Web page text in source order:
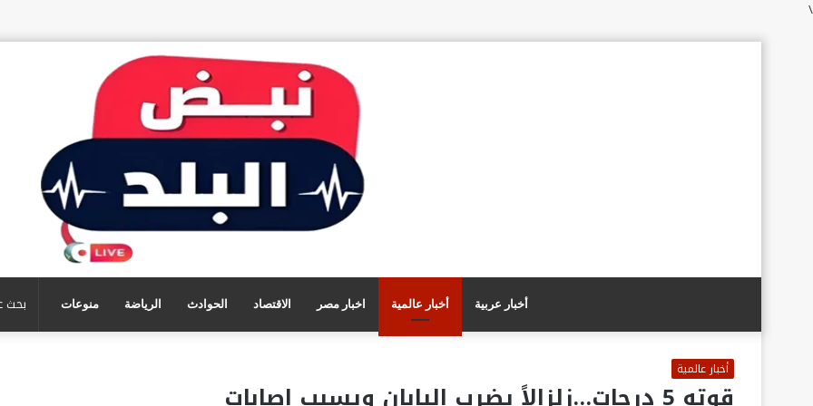
\
أخبار عربية أخبار عالمية اخبار مصر الاقتصاد الحوادث الرياضة منوعات
أخبار عالمية